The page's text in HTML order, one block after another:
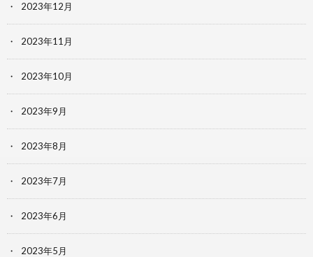
2023年12月
2023年11月
2023年10月
2023年9月
2023年8月
2023年7月
2023年6月
2023年5月